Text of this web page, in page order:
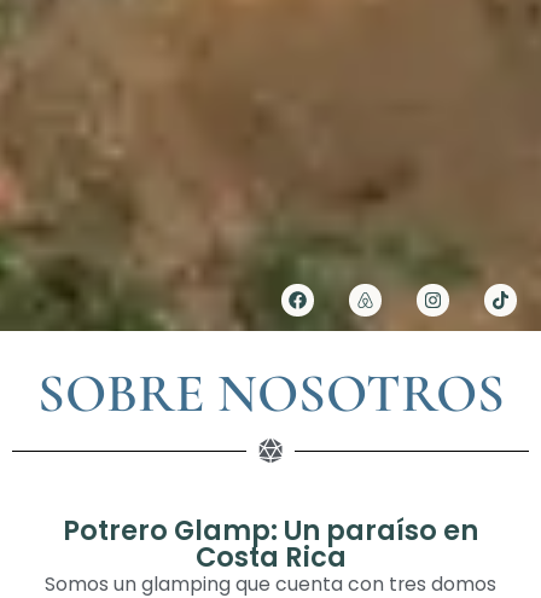
SOBRE NOSOTROS
Potrero Glamp: Un paraíso en
Costa Rica
Somos un glamping que cuenta con tres domos